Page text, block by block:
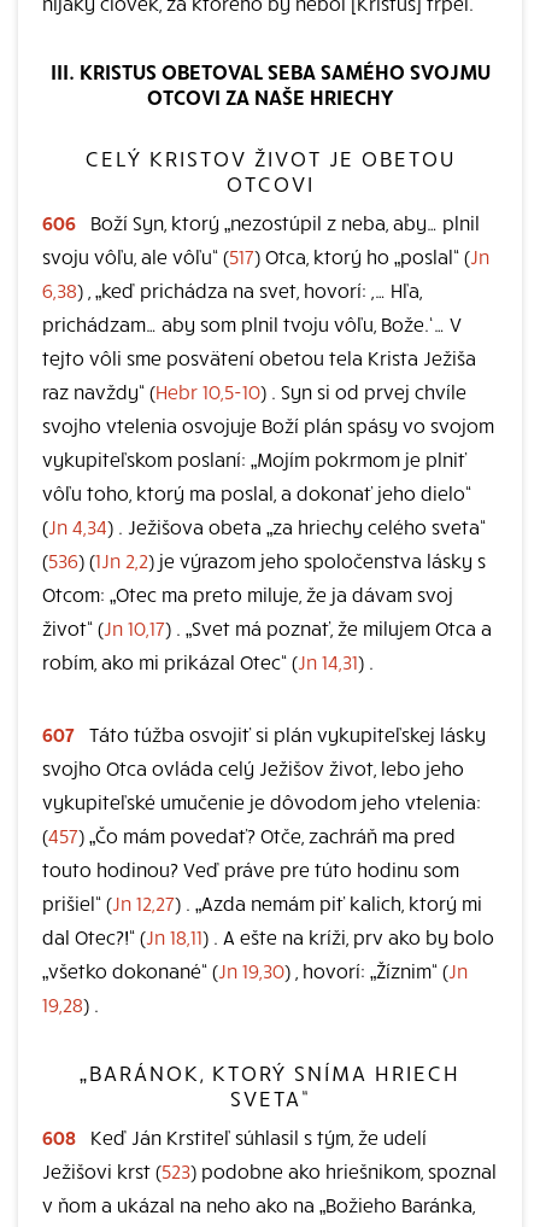
III. KRISTUS OBETOVAL SEBA SAMÉHO SVOJMU
OTCOVI ZA NAŠE HRIECHY
CELÝ KRISTOV ŽIVOT JE OBETOU
OTCOVI
606
Boží Syn, ktorý „nezostúpil z neba, aby… plnil
svoju vôľu, ale vôľu“ (517) Otca, ktorý ho „poslal“ ( Jn
6,38) , „keď prichádza na svet, hovorí: ,… Hľa,
prichádzam… aby som plnil tvoju vôľu, Bože.‘… V
tejto vôli sme posvätení obetou tela Krista Ježiša
raz navždy“ (Hebr 10,5-10) . Syn si od prvej chvíle
svojho vtelenia osvojuje Boží plán spásy vo svojom
vykupiteľskom poslaní: „Mojím pokrmom je plniť
vôľu toho, ktorý ma poslal, a dokonať jeho dielo“
( Jn 4,34) . Ježišova obeta „za hriechy celého sveta“
(536) (1Jn 2,2) je výrazom jeho spoločenstva lásky s
Otcom: „Otec ma preto miluje, že ja dávam svoj
život“ ( Jn 10,17) . „Svet má poznať, že milujem Otca a
robím, ako mi prikázal Otec“ ( Jn 14,31) .
607 Táto túžba osvojiť si plán vykupiteľskej lásky
svojho Otca ovláda celý Ježišov život, lebo jeho
vykupiteľské umučenie je dôvodom jeho vtelenia:
(457) „Čo mám povedať? Otče, zachráň ma pred
touto hodinou? Veď práve pre túto hodinu som
prišiel“ ( Jn 12,27) . „Azda nemám piť kalich, ktorý mi
dal Otec?!“ ( Jn 18,11) . A ešte na kríži, prv ako by bolo
„všetko dokonané“ ( Jn 19,30) , hovorí: „Žíznim“ ( Jn
19,28) .
„BARÁNOK, KTORÝ SNÍMA HRIECH
SVETA“
608
Keď Ján Krstiteľ súhlasil s tým, že udelí
Ježišovi krst (523) podobne ako hriešnikom, spoznal
v ňom a ukázal na neho ako na „Božieho Baránka,